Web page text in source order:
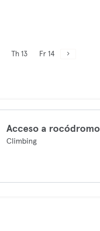
Th 13 Fr 14
Acceso a rocódromo
Climbing